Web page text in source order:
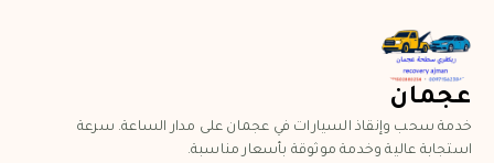
عجمان
خدمة سحب وإنقاذ السيارات في عجمان على مدار الساعة. سرعة
استجابة عالية وخدمة موثوقة بأسعار مناسبة.